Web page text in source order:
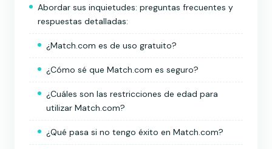
Abordar sus inquietudes: preguntas frecuentes y
respuestas detalladas:
¿Match.com es de uso gratuito?
¿Cómo sé que Match.com es seguro?
¿Cuáles son las restricciones de edad para
utilizar Match.com?
¿Qué pasa si no tengo éxito en Match.com?